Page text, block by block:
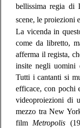
bellissima regia di
scene, le proiezioni
La vicenda in
come da libretto,
afferma il regista,
insite negli uomini
Tutti i cantanti si
efficace, con pochi
videoproiezioni di
mezzo tra New
film Metropolis